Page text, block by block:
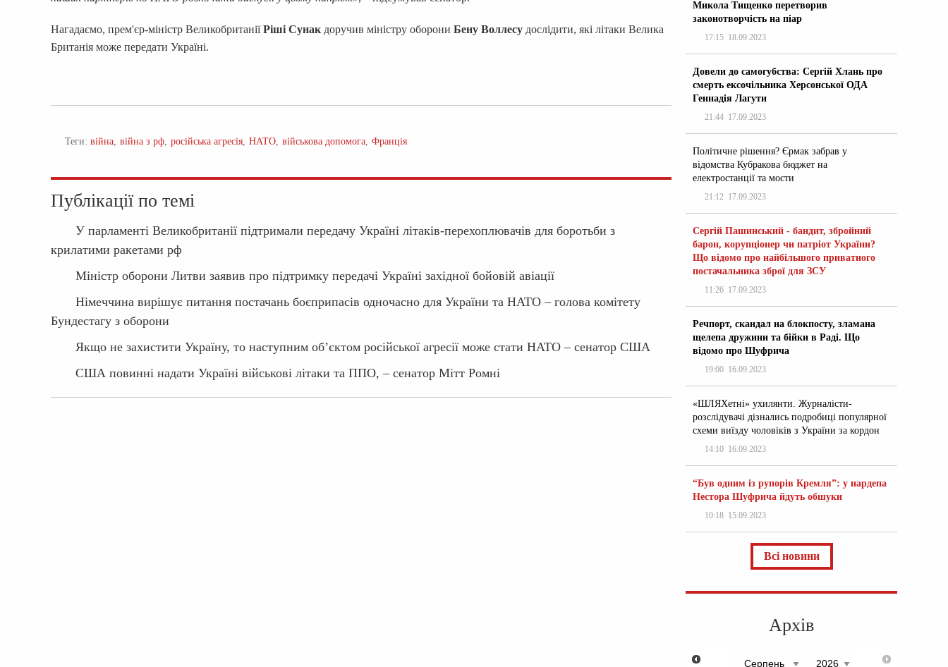
Нагадаємо, прем'єр-міністр ВеликобританіїРіші Сунак доручив міністру оборони Бену Воллесу дослідити, які літаки Велика
Британія може передати Україні.
Теги: війна війна з рф російська агресія НАТО військова допомога Франція
Публікації по темі
У парламенті Великобританії підтримали передачу Україні літаків-перехоплювачів для боротьби з
крилатими ракетами рф
Міністр оборони Литви заявив про підтримку передачі Україні західної бойовій авіації
Німеччина вирішує питання постачань боєприпасів одночасно для України та НАТО – голова комітету
Бундестагу з оборони
Якщо не захистити Україну, то наступним об’єктом російської агресії може стати НАТО – сенатор США
США повинні надати Україні військові літаки та ППО, – сенатор Мітт Ромні
Микола Тищенко перетворив
законотворчість на піар
17:15 18.09.2023
Довели до самогубства: Сергій Хлань про
смерть ексочільника Херсонської ОДА
Геннадія Лагути
21:44 17.09.2023
Політичне рішення? Єрмак забрав у
відомства Кубракова бюджет на
електростанції та мости
21:12 17.09.2023
Сергій Пашинський - бандит, збройний
барон, корупціонер чи патріот України?
Що відомо про найбільшого приватного
постачальника зброї для ЗСУ
11:26 17.09.2023
Речпорт, скандал на блокпосту, зламана
щелепа дружини та бійки в Раді. Що
відомо про Шуфрича
19:00 16.09.2023
«ШЛЯХетні» ухилянти. Журналісти-
розслідувачі дізнались подробиці популярної
схеми виїзду чоловіків з України за кордон
14:10 16.09.2023
“Був одним із рупорів Кремля”: у нардепа
Нестора Шуфрича йдуть обшуки
10:18 15.09.2023
Всі новини
Архів